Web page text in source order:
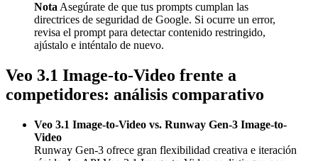
Nota Asegúrate de que tus prompts cumplan las
directrices de seguridad de Google. Si ocurre un error,
revisa el prompt para detectar contenido restringido,
ajústalo e inténtalo de nuevo.
Veo 3.1 Image-to-Video frente a
competidores: análisis comparativo
Veo 3.1 Image-to-Video vs. Runway Gen-3 Image-to-
Video
Runway Gen-3 ofrece gran flexibilidad creativa e iteración